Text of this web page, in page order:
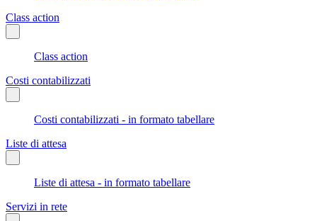
Class action
Class action
Costi contabilizzati
Costi contabilizzati - in formato tabellare
Liste di attesa
Liste di attesa - in formato tabellare
Servizi in rete